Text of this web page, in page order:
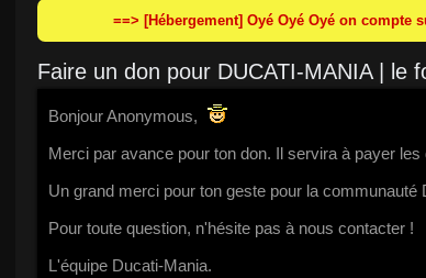
==> [Hébergement] Oyé Oyé Oyé on
Faire un don pour DUCATI-MANIA | le
Bonjour Anonymous,
Merci par avance pour ton don. Il servira à payer
Un grand merci pour ton geste pour la communauté
Pour toute question, n'hésite pas à nous contacter !
L'équipe Ducati-Mania.